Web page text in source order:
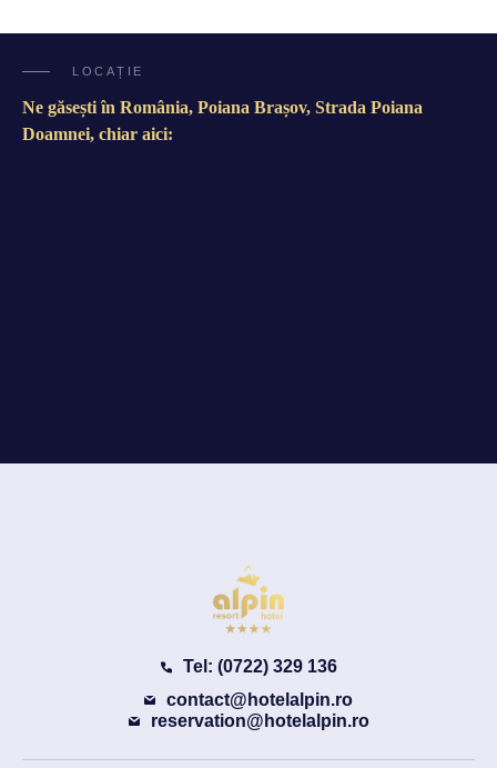
LOCAȚIE
Ne găsești în România, Poiana Brașov, Strada Poiana
Doamnei, chiar aici:
Tel: (0722) 329 136
contact@hotelalpin.ro
reservation@hotelalpin.ro